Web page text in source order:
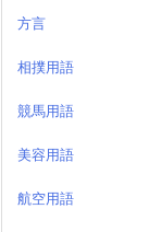
方言
相撲用語
競馬用語
美容用語
航空用語